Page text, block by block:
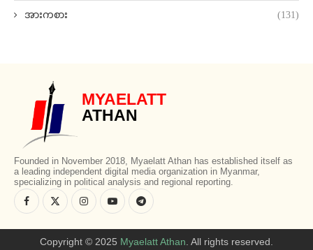
အားကစား (131)
MYAELATT
ATHAN
Founded in November 2018, Myaelatt Athan has established itself as
a leading independent digital media organization in Myanmar,
specializing in political analysis and regional reporting.
Copyright © 2025 Myaelatt Athan . All rights reserved.